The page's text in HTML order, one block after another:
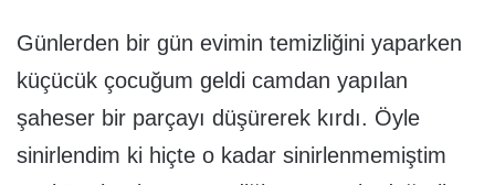
Günlerden bir gün evimin temizliğini yaparken
küçücük çocuğum geldi camdan yapılan
şaheser bir parçayı düşürerek kırdı. Öyle
sinirlendim ki hiçte o kadar sinirlenmemiştim